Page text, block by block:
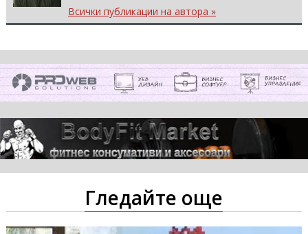
Всички публикации на автора »
Гледайте още